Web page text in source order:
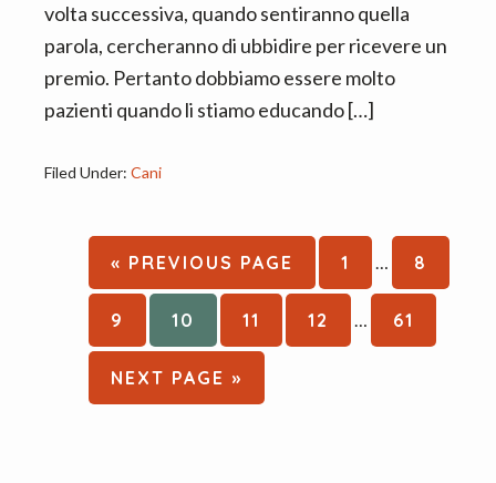
volta successiva, quando sentiranno quella
parola, cercheranno di ubbidire per ricevere un
premio. Pertanto dobbiamo essere molto
pazienti quando li stiamo educando […]
Filed Under: Cani
« GO
TO
PREVIOUS PAGE PAGE
1 … PAGE
8
PAGE
9 PAGE
10 PAGE
11 PAGE
12 … PAGE
61
GO
NEXT PAGE »